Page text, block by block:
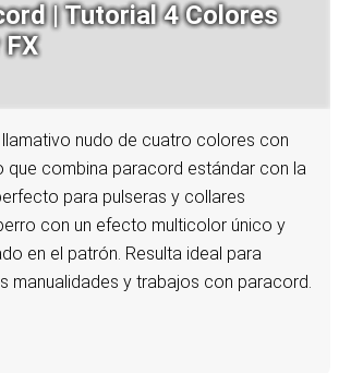
| Tutorial 4 Colores
llamativo nudo de cuatro colores con
que combina paracord estándar con la
para pulseras y collares
con un efecto multicolor único y
en el patrón. Resulta ideal para
manualidades y trabajos con paracord.